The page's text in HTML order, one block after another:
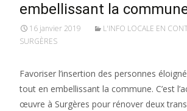
embellissant la
16 janvier 2019
L'INFO LOCALE EN
SURGÈRES
Favoriser l’insertion des personnes
tout en embellissant la commune. C’est
œuvre à Surgères pour rénover deux